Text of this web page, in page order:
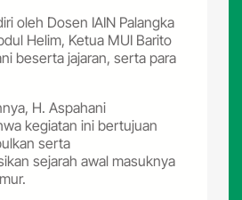
oleh Dosen IAIN Palangka
Helim, Ketua MUI Barito
beserta jajaran, serta para
H. Aspahani
kegiatan ini bertujuan
serta
sejarah awal masuknya